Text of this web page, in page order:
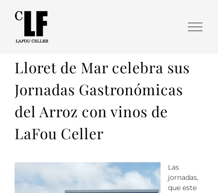
Lloret de Mar celebra sus
Jornadas Gastronómicas
del Arroz con vinos de
LaFou Celler
Las
jornadas,
que este